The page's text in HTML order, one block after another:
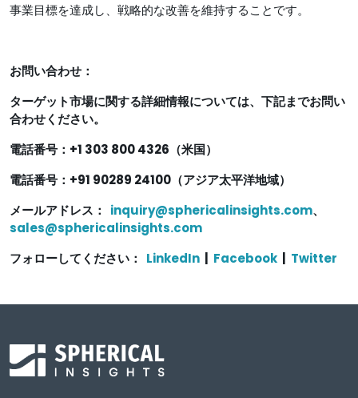
事業目標を達成し、戦略的な改善を維持することです。
お問い合わせ：
ターゲット市場に関する詳細情報については、下記までお問い
合わせください。
電話番号：+1 303 800 4326（米国）
電話番号：+91 90289 24100（アジア太平洋地域）
メールアドレス： inquiry@sphericalinsights.com、
sales@sphericalinsights.com
フォローしてください： LinkedIn Facebook Twitter